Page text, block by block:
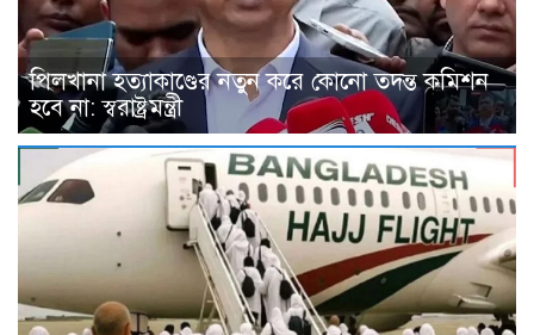
পিলখানা হত্যাকাণ্ডের নতুন করে কোনো তদন্ত কমিশন
হবে না: স্বরাষ্ট্রমন্ত্রী